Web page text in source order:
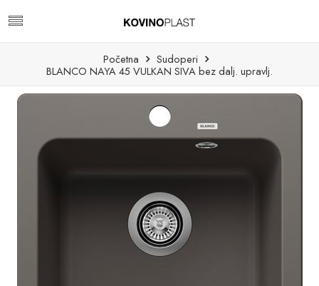
Početna
Sudoperi
BLANCO NAYA 45 VULKAN SIVA bez dalj. upravlj.